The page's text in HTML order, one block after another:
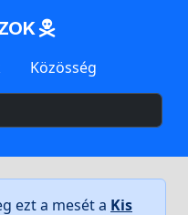
Közösség
ezt a mesét a Kis